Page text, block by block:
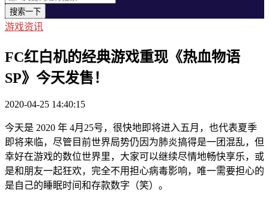
搜索一下
游戏资讯
FC红白机的经典游戏重现《热血物语
SP》今天发售！
2020-04-25 14:40:15
今天是 2020 年 4月25号，很快地即将进入五月，也代表夏季
即将来临，尽管目前世界局势仍因为肺炎搞得是一团混乱，但
幸好在游戏的数位世界里，大家可以继续尽情地畅快享乐，或
是和朋友一起狂欢，完全不用担心病毒影响，唯一需要担心的
是自己的睡眠时间和存款数字（笑）。